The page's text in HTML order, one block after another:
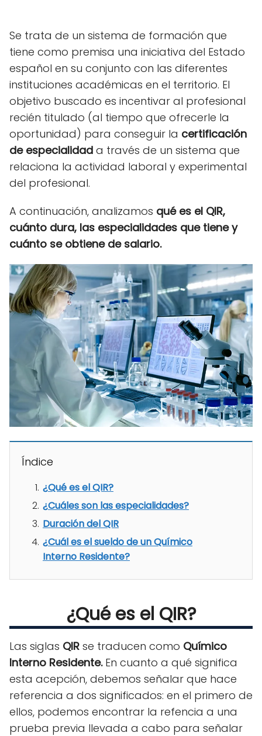
Se trata de un sistema de formación que
tiene como premisa una iniciativa del Estado
español en su conjunto con las diferentes
instituciones académicas en el territorio. El
objetivo buscado es incentivar al profesional
recién titulado (al tiempo que ofrecerle la
oportunidad) para conseguir la certificación
de especialidad a través de un sistema que
relaciona la actividad laboral y experimental
del profesional.
A continuación, analizamos qué es el QIR,
cuánto dura, las especialidades que tiene y
cuánto se obtiene de salario.
Índice
¿Qué es el QIR?
¿Cuáles son las especialidades?
Duración del QIR
¿Cuál es el sueldo de un Químico
Interno Residente?
¿Qué es el QIR?
Las siglas QIR se traducen como Químico
Interno Residente.En cuanto a qué significa
esta acepción, debemos señalar que hace
referencia a dos significados: en el primero de
ellos, podemos encontrar la refencia a una
prueba previa llevada a cabo para señalar